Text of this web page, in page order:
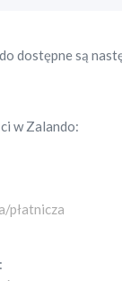
dostępne są
wZalando:
płatnicza